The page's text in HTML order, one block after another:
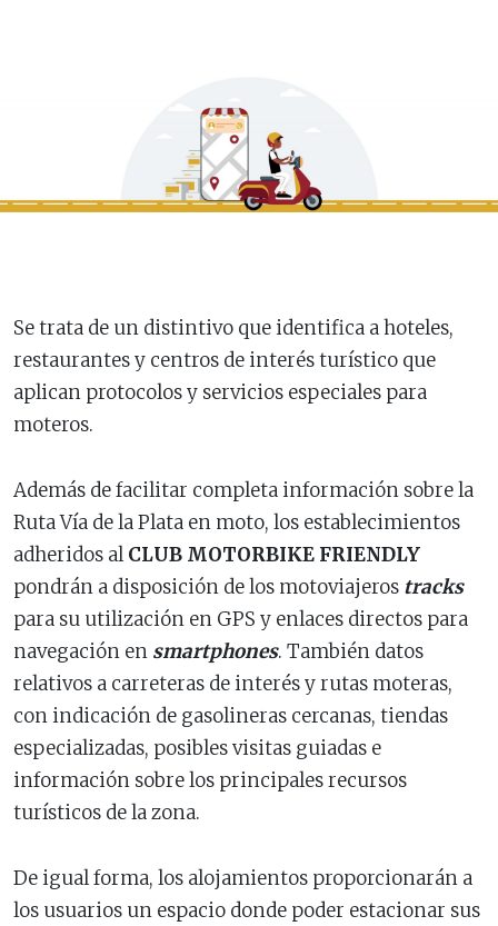
Se trata de un distintivo que identifica a hoteles,
restaurantes y centros de interés turístico que
aplican protocolos y servicios especiales para
moteros.
Además de facilitar completa información sobre la
Ruta Vía de la Plata en moto, los establecimientos
adheridos alCLUB MOTORBIKE FRIENDLY
pondrán a disposición de los motoviajeros tracks
para su utilización en GPS y enlaces directos para
navegación en smartphones. También datos
relativos a carreteras de interés y rutas moteras,
con indicación de gasolineras cercanas, tiendas
especializadas, posibles visitas guiadas e
información sobre los principales recursos
turísticos de la zona.
De igual forma, los alojamientos proporcionarán a
los usuarios un espacio donde poder estacionar sus